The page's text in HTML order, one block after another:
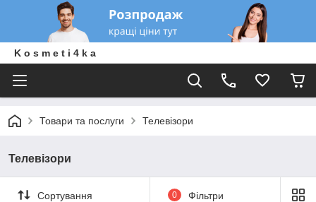
K o s m e t i 4 k a
Товари та послуги Телевізори
Телевізори
Сортування 0 Фільтри